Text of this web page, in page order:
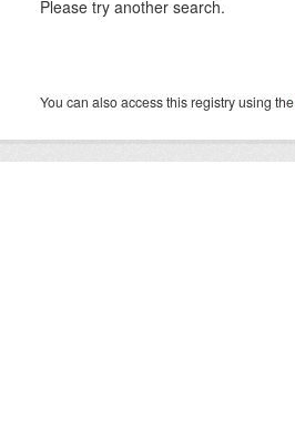
Please try another search.
You can also access this registry using the